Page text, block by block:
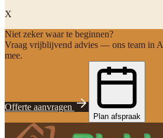
X
Niet zeker waar te beginnen?
Vraag vrijblijvend advies — ons team in
mee.
Offerte aanvragen
Plan afspraak